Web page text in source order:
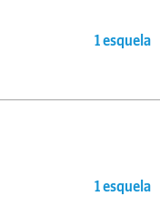
1 esquela
1 esquela